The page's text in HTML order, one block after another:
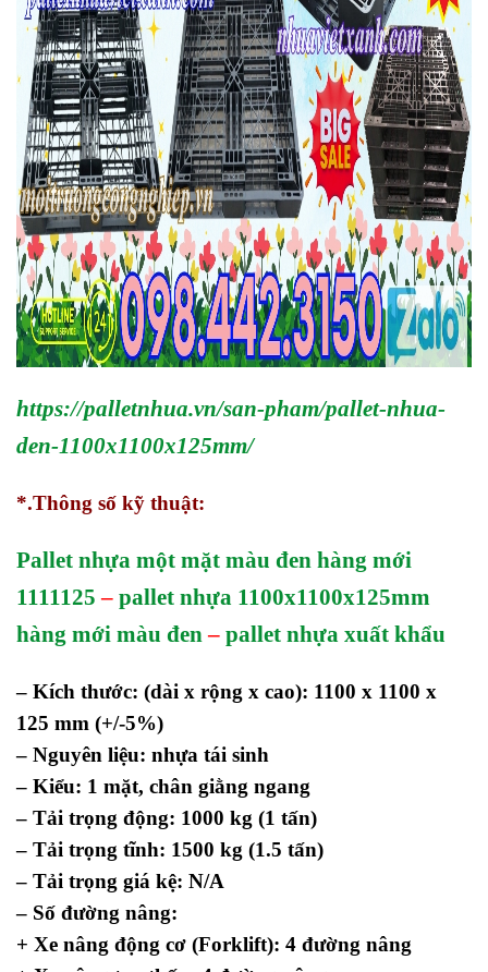
https://palletnhua.vn/san-pham/pallet-nhua-
den-1100x1100x125mm/
*.Thông số kỹ thuật:
Pallet nhựa một mặt màu đen hàng mới
1111125 – pallet nhựa 1100x1100x125mm
hàng mới màu đen – pallet nhựa xuất khẩu
– Kích thước: (dài x rộng x cao): 1100 x 1100 x
125 mm (+/-5%)
– Nguyên liệu: nhựa tái sinh
– Kiểu: 1 mặt, chân giằng ngang
– Tải trọng động: 1000 kg (1 tấn)
– Tải trọng tĩnh: 1500 kg (1.5 tấn)
– Tải trọng giá kệ: N/A
– Số đường nâng:
+ Xe nâng động cơ (Forklift): 4 đường nâng